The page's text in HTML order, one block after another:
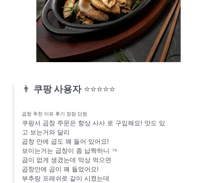
👨 쿠팡 사용자 ⭐⭐⭐⭐⭐
곱창 추천 이유 후기 장점 단점
쿠팡서 곱창 주문은 항상 사사 로 구입해요! 맛도 있
고 보는거와 달리
곱창 안에 곱도 꽤 들어 있어요!
보이는거는 곱창이 좀 납짝하니 ㅋ
곱이 없게 생겼는데 막상 먹으면
곱창안에 곱이 꽤 들었어요!
부추랑 프레쉬로 같이 시켰는데